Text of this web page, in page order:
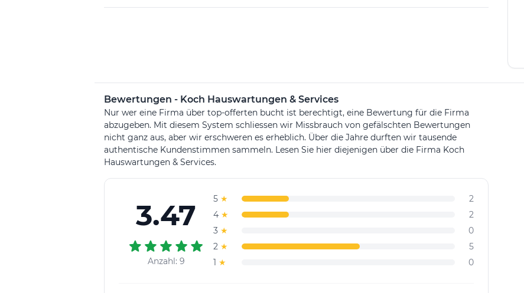
Bewertungen - Koch Hauswartungen & Services
Nur wer eine Firma über top-offerten bucht ist berechtigt, eine Bewertung für die Firma
abzugeben. Mit diesem System schliessen wir Missbrauch von gefälschten Bewertungen
nicht ganz aus, aber wir erschweren es erheblich. Über die Jahre durften wir tausende
authentische Kundenstimmen sammeln. Lesen Sie hier diejenigen über die Firma Koch
Hauswartungen & Services.
3.47
Anzahl: 9
5 ★
2
4 ★
2
3 ★
0
2 ★
5
1 ★ 0